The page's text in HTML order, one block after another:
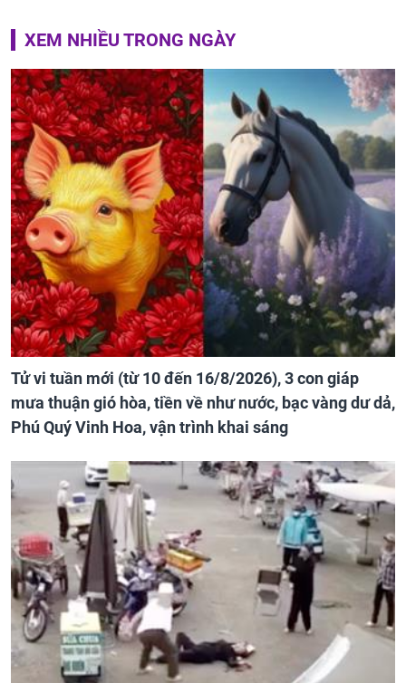
XEM NHIỀU TRONG NGÀY
Tử vi tuần mới (từ 10 đến 16/8/2026), 3 con giáp
mưa thuận gió hòa, tiền về như nước, bạc vàng dư dả,
Phú Quý Vinh Hoa, vận trình khai sáng